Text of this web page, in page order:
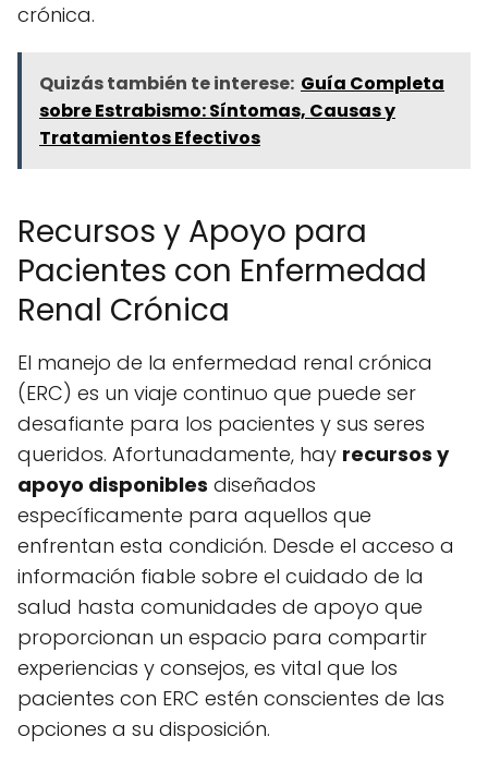
crónica.
Quizás también te interese: Guía Completa
sobre Estrabismo: Síntomas, Causas y
Tratamientos Efectivos
Recursos y Apoyo para
Pacientes con Enfermedad
Renal Crónica
El manejo de la enfermedad renal crónica
(ERC) es un viaje continuo que puede ser
desafiante para los pacientes y sus seres
queridos. Afortunadamente, hay recursos y
apoyo disponibles diseñados
específicamente para aquellos que
enfrentan esta condición. Desde el acceso a
información fiable sobre el cuidado de la
salud hasta comunidades de apoyo que
proporcionan un espacio para compartir
experiencias y consejos, es vital que los
pacientes con ERC estén conscientes de las
opciones a su disposición.